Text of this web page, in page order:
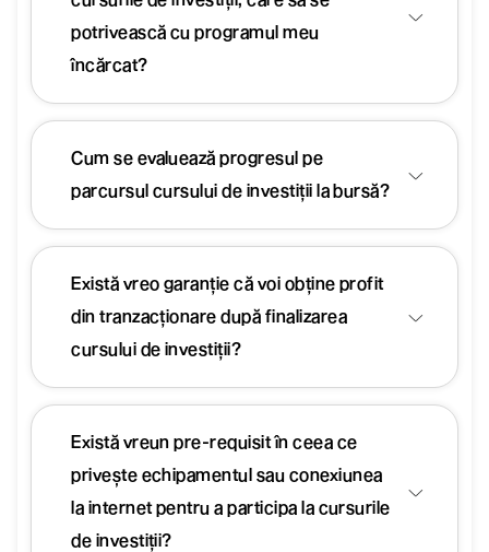
potrivească cu programul meu
încărcat?
Cum se evaluează progresul pe
parcursul cursului de investiții la bursă?
Există vreo garanție că voi obține profit
din tranzacționare după finalizarea
cursului de investiții?
Există vreun pre-requisit în ceea ce
privește echipamentul sau conexiunea
la internet pentru a participa la cursurile
de investiții?